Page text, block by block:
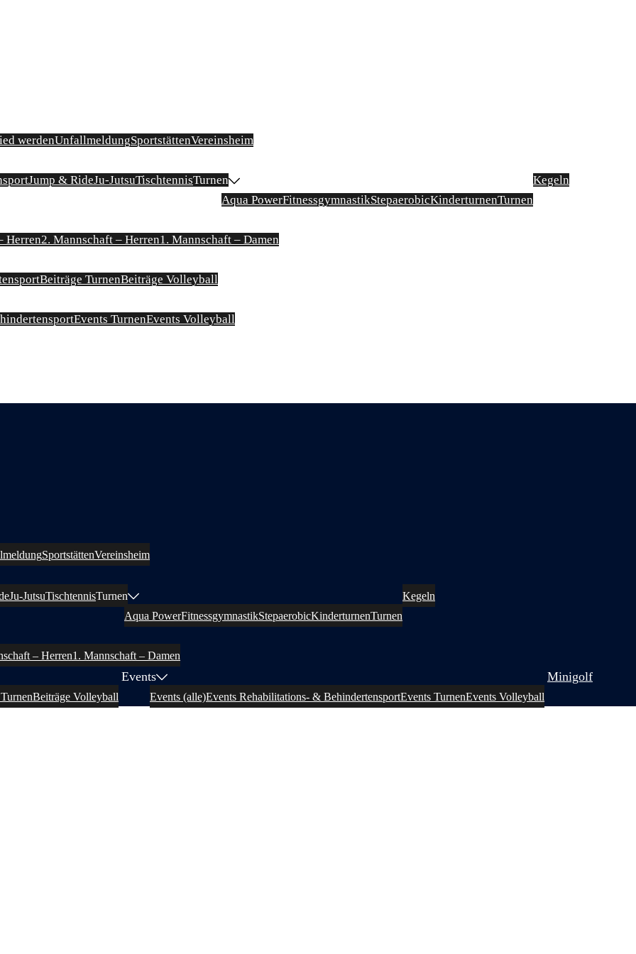
werdenUnfallmeldungSportstättenVereinsheim
Jump & RideJu-JutsuTischtennisTurnen
Aqua PowerFitnessgymnastikStepaerobicKinderturnenTurnen
Kegeln
Herren2. Mannschaft – Herren1. Mannschaft – Damen
Beiträge TurnenBeiträge Volleyball
Events TurnenEvents Volleyball
SportstättenVereinsheim
Ju-JutsuTischtennisTurnen
Aqua PowerFitnessgymnastikStepaerobicKinderturnenTurnen
Kegeln
– Herren1. Mannschaft – Damen
Beiträge Volleyball
Events
Events (alle)Events Rehabilitations- & BehindertensportEvents TurnenEvents Volleyball
Minigolf